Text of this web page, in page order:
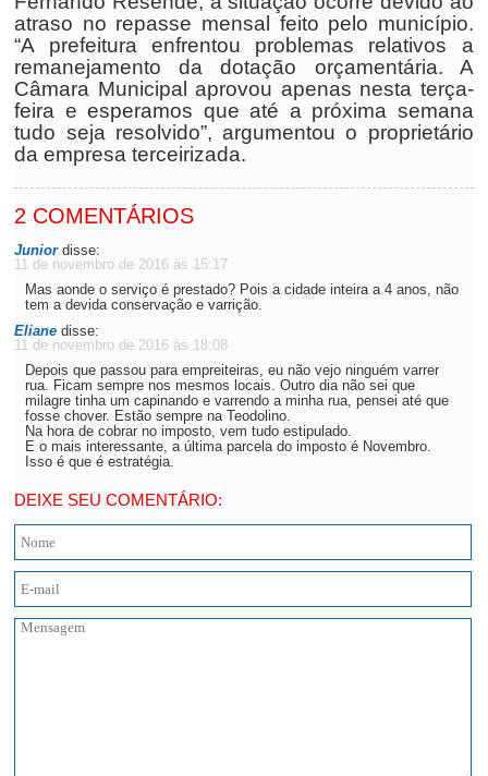
atraso no repasse mensal feito pelo município.
“A prefeitura enfrentou problemas relativos a
remanejamento da dotação orçamentária. A
Câmara Municipal aprovou apenas nesta terça-
feira e esperamos que até a próxima semana
tudo seja resolvido”, argumentou o proprietário
da empresa terceirizada.
2 COMENTÁRIOS
Junior disse:
11 de novembro de 2016 às 15:17
Mas aonde o serviço é prestado? Pois a cidade inteira a 4 anos, não
tem a devida conservação e varrição.
Eliane disse:
11 de novembro de 2016 às 18:08
Depois que passou para empreiteiras, eu não vejo ninguém varrer
rua. Ficam sempre nos mesmos locais. Outro dia não sei que
milagre tinha um capinando e varrendo a minha rua, pensei até que
fosse chover. Estão sempre na Teodolino.
Na hora de cobrar no imposto, vem tudo estipulado.
E o mais interessante, a última parcela do imposto é Novembro.
Isso é que é estratégia.
DEIXE SEU COMENTÁRIO: